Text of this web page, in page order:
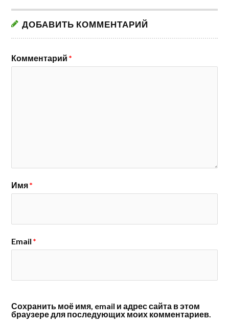
ДОБАВИТЬ КОММЕНТАРИЙ
Комментарий *
Имя*
Email *
Сохранить моё имя, email и адрес сайта в этом
браузере для последующих моих комментариев.